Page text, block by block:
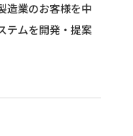
造業のお客様を中
テムを開発・提案